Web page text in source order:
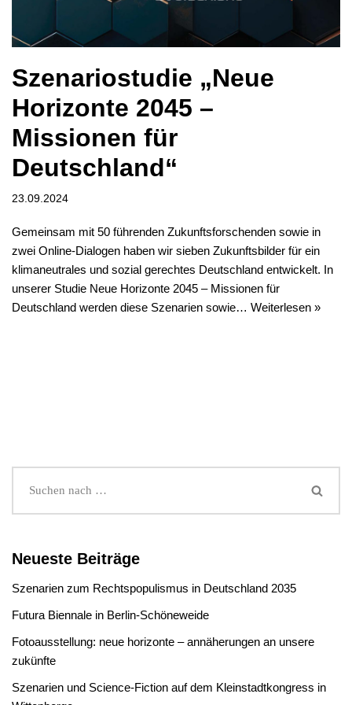
Szenariostudie „Neue
Horizonte 2045 –
Missionen für
Deutschland“
23.09.2024
Gemeinsam mit 50 führenden Zukunftsforschenden sowie in
zwei Online-Dialogen haben wir sieben Zukunftsbilder für ein
klimaneutrales und sozial gerechtes Deutschland entwickelt. In
unserer Studie Neue Horizonte 2045 – Missionen für
Deutschland werden diese Szenarien sowie… Weiterlesen »
Neueste Beiträge
Szenarien zum Rechtspopulismus in Deutschland 2035
Futura Biennale in Berlin-Schöneweide
Fotoausstellung: neue horizonte – annäherungen an unsere
zukünfte
Szenarien und Science-Fiction auf dem Kleinstadtkongress in